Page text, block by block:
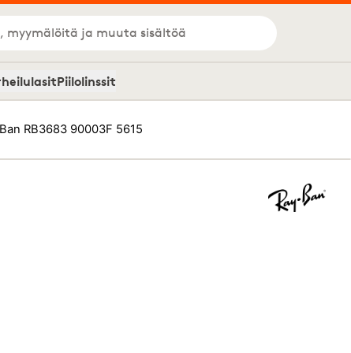
myymälöitä ja muuta sisältöä
Piilolinssit
RB3683 90003F 5615